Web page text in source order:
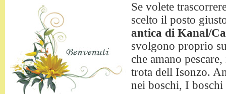
Se volete
scelto il posto
antica di Kanal/
svolgono proprio
che amano
trota dell Isonzo.
nei boschi, I